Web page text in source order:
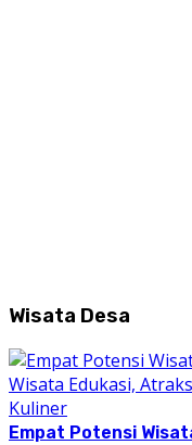
Wisata Desa
Empat Potensi